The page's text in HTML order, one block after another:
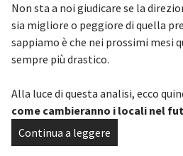
Non sta a noi giudicare se la
sia migliore o peggiore di quella
sappiamo è che nei prossimi mesi
sempre più drastico.
Alla luce di questa analisi, ecco
come cambieranno i locali nel
Continua a leggere